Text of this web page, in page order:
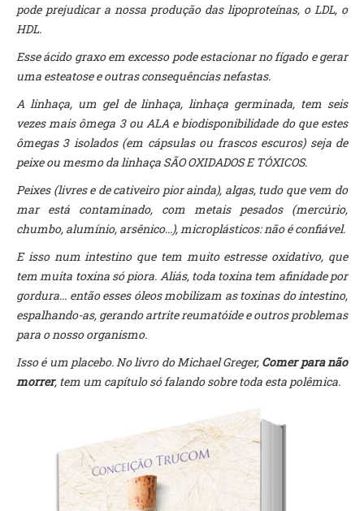
pode prejudicar a nossa produção das lipoproteínas, o LDL, o
HDL.
Esse ácido graxo em excesso pode estacionar no fígado e gerar
uma esteatose e outras consequências nefastas.
A linhaça, um gel de linhaça, linhaça germinada, tem seis
vezes mais ômega 3 ou ALA e biodisponibilidade do que estes
ômegas 3 isolados (em cápsulas ou frascos escuros) seja de
peixe ou mesmo da linhaça SÃO OXIDADOS E TÓXICOS.
Peixes (livres e de cativeiro pior ainda), algas, tudo que vem do
mar está contaminado, com metais pesados (mercúrio,
chumbo, alumínio, arsênico...), microplásticos: não é confiável.
E isso num intestino que tem muito estresse oxidativo, que
tem muita toxina só piora. Aliás, toda toxina tem afinidade por
gordura... então esses óleos mobilizam as toxinas do intestino,
espalhando-as, gerando artrite reumatóide e outros problemas
para o nosso organismo.
Isso é um placebo. No livro do Michael Greger, Comer para não
morrer, tem um capítulo só falando sobre toda esta polêmica.